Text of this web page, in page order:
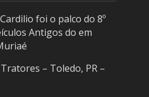
foi o palco do 8º
Antigos do em
– Toledo, PR –